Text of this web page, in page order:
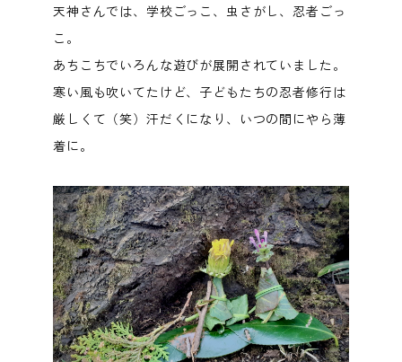
天神さんでは、学校ごっこ、虫さがし、忍者ごっ
こ。
あちこちでいろんな遊びが展開されていました。
寒い風も吹いてたけど、子どもたちの忍者修行は
厳しくて（笑）汗だくになり、いつの間にやら薄
着に。